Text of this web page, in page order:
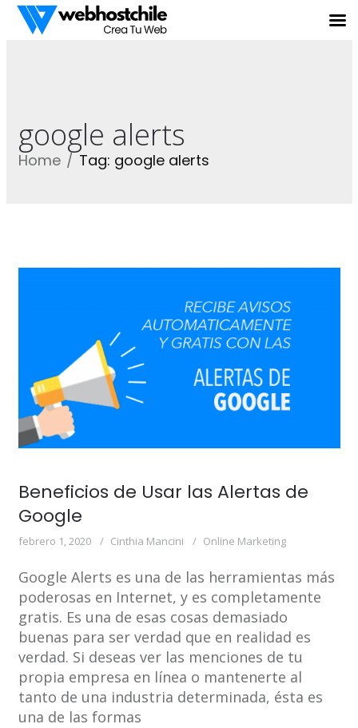
google alerts
Home Tag: google alerts
Beneficios de Usar las Alertas de
Google
febrero 1, 2020 Cinthia Mancini Online Marketing
Google Alerts es una de las herramientas más
poderosas en Internet, y es completamente
gratis. Es una de esas cosas demasiado
buenas para ser verdad que en realidad es
verdad. Si deseas ver las menciones de tu
propia empresa en línea o mantenerte al
tanto de una industria determinada, ésta es
una de las formas